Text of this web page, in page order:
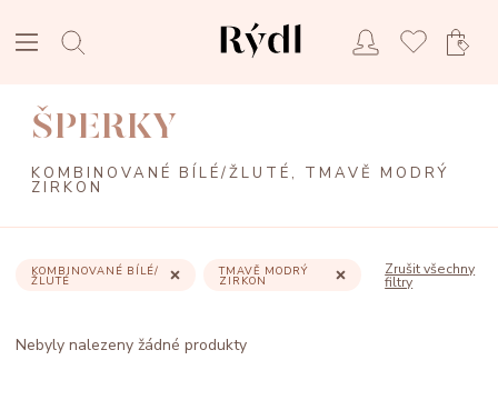
ŠPERKY
KOMBINOVANÉ BÍLÉ/ŽLUTÉ, TMAVĚ MODRÝ
ZIRKON
Zrušit všechny
filtry
KOMBINOVANÉ BÍLÉ/
ŽLUTÉ
TMAVĚ MODRÝ
ZIRKON
Nebyly nalezeny žádné produkty